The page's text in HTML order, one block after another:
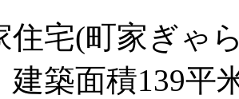
住宅(町家ぎゃ
建築面積139平